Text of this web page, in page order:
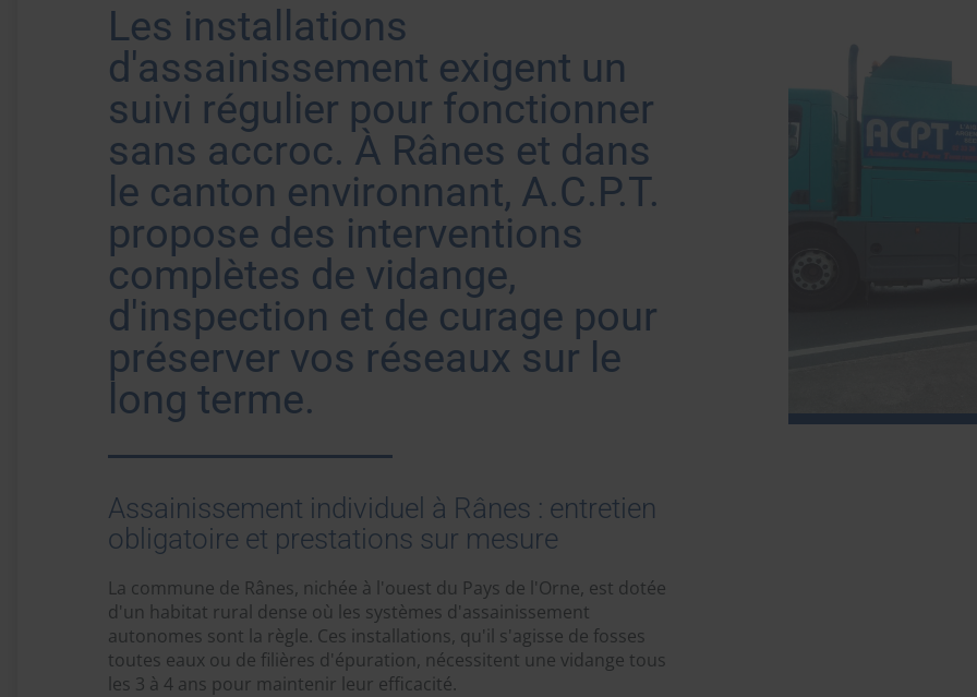
Les installations
d'assainissement exigent un
suivi régulier pour fonctionner
sans accroc. À Rânes et dans
le canton environnant, A.C.P.T.
propose des interventions
complètes de vidange,
d'inspection et de curage pour
préserver vos réseaux sur le
long terme.
Assainissement individuel à Rânes : entretien
obligatoire et prestations sur mesure
La commune de Rânes, nichée à l'ouest du Pays de l'Orne, est dotée
d'un habitat rural dense où les systèmes d'assainissement
autonomes sont la règle. Ces installations, qu'il s'agisse de fosses
toutes eaux ou de filières d'épuration, nécessitent une vidange tous
les 3 à 4 ans pour maintenir leur efficacité.